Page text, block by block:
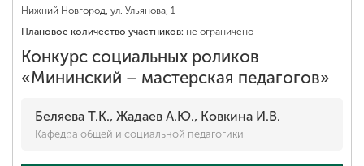
деятельности
Студенческая жизнь
Сведения об
образовательной
организации
Нижний Новгород, ул. Ульянова, 1
Плановое количество участников: не ограничено
Конкурс социальных роликов
«Мининский – мастерская педагогов»
Беляева Т.К., Жадаев А.Ю., Ковкина И.В.
Кафедра общей и социальной педагогики